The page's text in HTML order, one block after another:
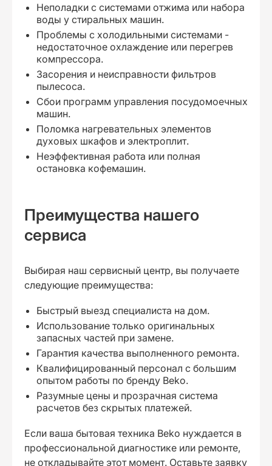
Неполадки с системами отжима или набора
воды у стиральных машин.
Проблемы с холодильными системами -
недостаточное охлаждение или перегрев
компрессора.
Засорения и неисправности фильтров
пылесоса.
Сбои программ управления посудомоечных
машин.
Поломка нагревательных элементов
духовых шкафов и электроплит.
Неэффективная работа или полная
остановка кофемашин.
Преимущества нашего
сервиса
Выбирая наш сервисный центр, вы получаете
следующие преимущества:
Быстрый выезд специалиста на дом.
Использование только оригинальных
запасных частей при замене.
Гарантия качества выполненного ремонта.
Квалифицированный персонал с большим
опытом работы по бренду Beko.
Разумные цены и прозрачная система
расчетов без скрытых платежей.
Если ваша бытовая техника Beko нуждается в
профессиональной диагностике или ремонте,
не откладывайте этот момент. Оставьте заявку